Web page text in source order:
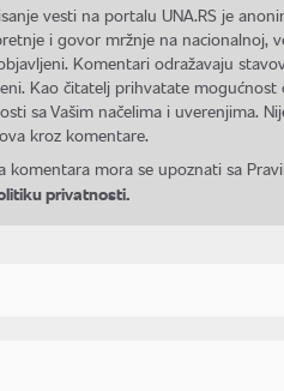
vesti na portalu UNA.RS je
i govor mržnje na nacionalnoj,
Komentari odražavaju
Kao čitatelj prihvatate
sa Vašim načelima i uverenjima.
kroz komentare.
komentara mora se upoznati sa
privatnosti.